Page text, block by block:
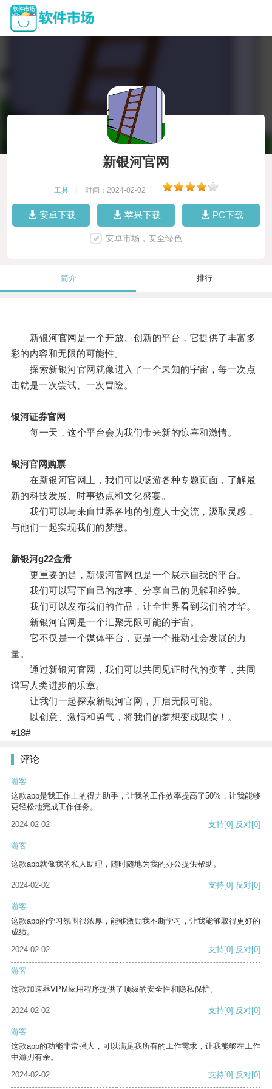
新银河官网
工具 时间：2024-02-02
安卓下载 苹果下载 PC下载
安卓市场，安全绿色
简介 排行
新银河官网是一个开放、创新的平台，它提供了丰富多
彩的内容和无限的可能性。
探索新银河官网就像进入了一个未知的宇宙，每一次点
击就是一次尝试、一次冒险。
银河证券官网
每一天，这个平台会为我们带来新的惊喜和激情。
银河官网购票
在新银河官网上，我们可以畅游各种专题页面，了解最
新的科技发展、时事热点和文化盛宴。
我们可以与来自世界各地的创意人士交流，汲取灵感，
与他们一起实现我们的梦想。
新银河g22金滑
更重要的是，新银河官网也是一个展示自我的平台。
我们可以写下自己的故事、分享自己的见解和经验。
我们可以发布我们的作品，让全世界看到我们的才华。
新银河官网是一个汇聚无限可能的宇宙。
它不仅是一个媒体平台，更是一个推动社会发展的力
量。
通过新银河官网，我们可以共同见证时代的变革，共同
谱写人类进步的乐章。
让我们一起探索新银河官网，开启无限可能。
以创意、激情和勇气，将我们的梦想变成现实！。
#18#
评论
游客
这款app是我工作上的得力助手，让我的工作效率提高了50%，让我能够
更轻松地完成工作任务。
2024-02-02
支持[0] 反对[0]
游客
这款app就像我的私人助理，随时随地为我的办公提供帮助。
2024-02-02 支持[0] 反对[0]
游客
这款app的学习氛围很浓厚，能够激励我不断学习，让我能够取得更好的
成绩。
2024-02-02
支持[0] 反对[0]
游客
这款加速器VPM应用程序提供了顶级的安全性和隐私保护。
2024-02-02 支持[0] 反对[0]
游客
这款app的功能非常强大，可以满足我所有的工作需求，让我能够在工作
中游刃有余。
2024-02-02
支持[0] 反对[0]